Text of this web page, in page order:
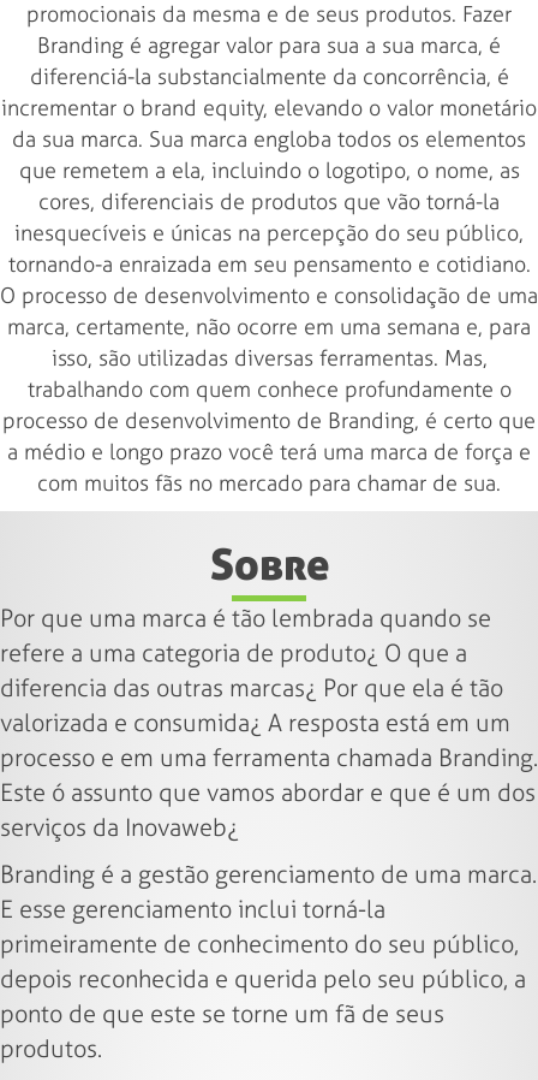
promocionais da mesma e de seus produtos. Fazer
Branding é agregar valor para sua a sua marca, é
diferenciá-la substancialmente da concorrência, é
incrementar o brand equity, elevando o valor monetário
da sua marca. Sua marca engloba todos os elementos
que remetem a ela, incluindo o logotipo, o nome, as
cores, diferenciais de produtos que vão torná-la
inesquecíveis e únicas na percepção do seu público,
tornando-a enraizada em seu pensamento e cotidiano.
O processo de desenvolvimento e consolidação de uma
marca, certamente, não ocorre em uma semana e, para
isso, são utilizadas diversas ferramentas. Mas,
trabalhando com quem conhece profundamente o
processo de desenvolvimento de Branding, é certo que
a médio e longo prazo você terá uma marca de força e
com muitos fãs no mercado para chamar de sua.
Sobre
Por que uma marca é tão lembrada quando se
refere a uma categoria de produto¿ O que a
diferencia das outras marcas¿ Por que ela é tão
valorizada e consumida¿ A resposta está em um
processo e em uma ferramenta chamada Branding.
Este ó assunto que vamos abordar e que é um dos
serviços da Inovaweb¿
Branding é a gestão gerenciamento de uma marca.
E esse gerenciamento inclui torná-la
primeiramente de conhecimento do seu público,
depois reconhecida e querida pelo seu público, a
ponto de que este se torne um fã de seus
produtos.